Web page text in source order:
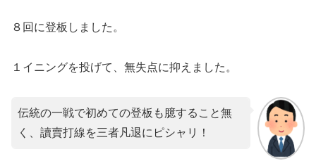
８回に登板しました。
１イニングを投げて、無失点に抑えました。
伝統の一戦で初めての登板も臆すること無
く、讀賣打線を三者凡退にピシャリ！